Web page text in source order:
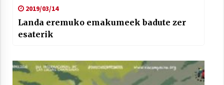
2019/03/14
Landa eremuko emakumeek badute zer
esaterik